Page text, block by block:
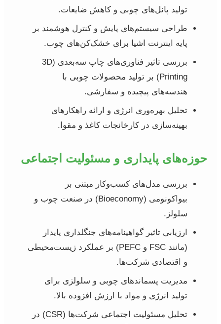
تولید پانل‌های چوبی و کاهش ضایعات.
طراحی سیستم‌های پایش و کنترل هوشمند بر
پایه اینترنت اشیا برای خشک‌کن‌های چوب.
بررسی تاثیر فناوری‌های چاپ سه‌بعدی (3D
Printing) بر تولید محصولات چوبی با
هندسه‌های پیچیده و سفارشی.
تحلیل بهره‌وری انرژی و ارائه راهکارهای
بهینه‌سازی در کارخانجات کاغذ و مقوا.
حوزه‌های پایداری و مسئولیت اجتماعی
بررسی مدل‌های کسب‌وکار مبتنی بر
بیواکونومی (Bioeconomy) در صنعت چوب و
سلولز.
ارزیابی تاثیر گواهینامه‌های جنگلداری پایدار
(مانند FSC و PEFC) بر عملکرد زیست‌محیطی
و اقتصادی شرکت‌ها.
مدیریت پسماندهای چوبی و سلولزی برای
تولید انرژی و مواد با ارزش افزوده بالا.
تحلیل مسئولیت اجتماعی شرکت‌ها (CSR) در